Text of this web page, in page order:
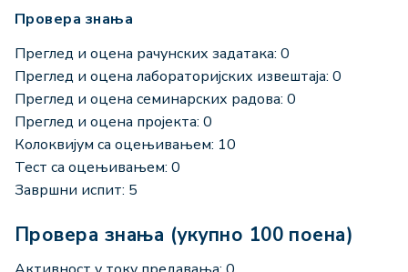
Провера знања
Преглед и оцена рачунских задатака: 0
Преглед и оцена лабораторијских извештаја: 0
Преглед и оцена семинарских радова: 0
Преглед и оцена пројекта: 0
Колоквијум са оцењивањем: 10
Тест са оцењивањем: 0
Завршни испит: 5
Провера знања (укупно 100 поена)